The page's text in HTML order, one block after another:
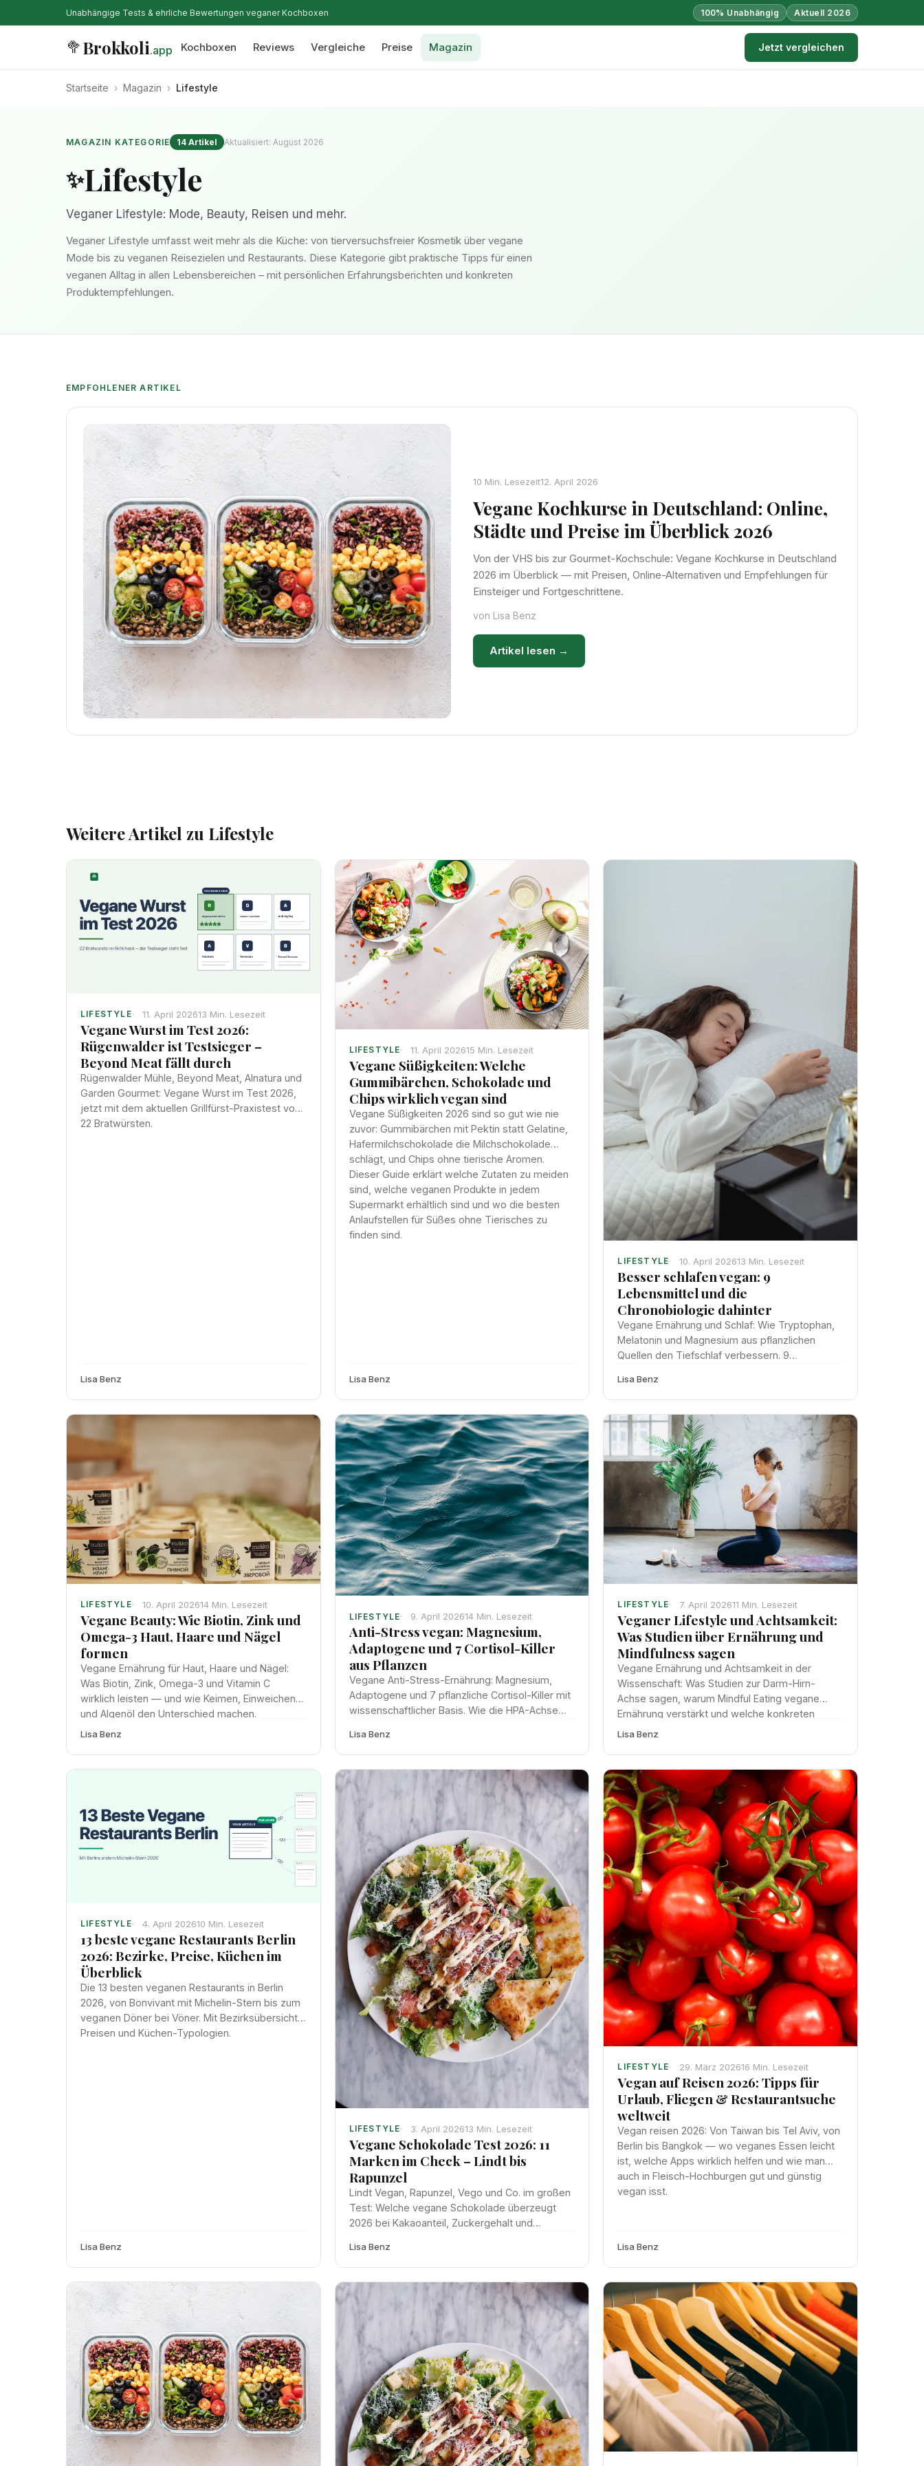
Unabhängige Tests & ehrliche Bewertungen veganer Kochboxen 100% Unabhängig Aktuell 2026
🥦Brokkoli.app Kochboxen Reviews Vergleiche Preise Magazin Jetzt vergleichen
Startseite › Magazin › Lifestyle
MAGAZIN KATEGORIE 14 Artikel Aktualisiert: August 2026
✨Lifestyle
Veganer Lifestyle: Mode, Beauty, Reisen und mehr.
Veganer Lifestyle umfasst weit mehr als die Küche: von tierversuchsfreier Kosmetik über vegane
Mode bis zu veganen Reisezielen und Restaurants. Diese Kategorie gibt praktische Tipps für einen
veganen Alltag in allen Lebensbereichen – mit persönlichen Erfahrungsberichten und konkreten
Produktempfehlungen.
EMPFOHLENER ARTIKEL
10 Min. Lesezeit12. April 2026
Vegane Kochkurse in Deutschland: Online,
Städte und Preise im Überblick 2026
Von der VHS bis zur Gourmet-Kochschule: Vegane Kochkurse in Deutschland
2026 im Überblick — mit Preisen, Online-Alternativen und Empfehlungen für
Einsteiger und Fortgeschrittene.
von Lisa Benz
Artikel lesen →
Weitere Artikel zu Lifestyle
LIFESTYLE 11. April 202613 Min. Lesezeit
Vegane Wurst im Test 2026:
Rügenwalder ist Testsieger –
Beyond Meat fällt durch
Rügenwalder Mühle, Beyond Meat, Alnatura und
Garden Gourmet: Vegane Wurst im Test 2026,
jetzt mit dem aktuellen Grillfürst-Praxistest von
22 Bratwürsten.
Lisa Benz
LIFESTYLE 11. April 202615 Min. Lesezeit
Vegane Süßigkeiten: Welche
Gummibärchen, Schokolade und
Chips wirklich vegan sind
Vegane Süßigkeiten 2026 sind so gut wie nie
zuvor: Gummibärchen mit Pektin statt Gelatine,
Hafermilchschokolade die Milchschokolade
schlägt, und Chips ohne tierische Aromen.
Dieser Guide erklärt welche Zutaten zu meiden
sind, welche veganen Produkte in jedem
Supermarkt erhältlich sind und wo die besten
Anlaufstellen für Süßes ohne Tierisches zu
finden sind.
Lisa Benz
LIFESTYLE 10. April 202613 Min. Lesezeit
Besser schlafen vegan: 9
Lebensmittel und die
Chronobiologie dahinter
Vegane Ernährung und Schlaf: Wie Tryptophan,
Melatonin und Magnesium aus pflanzlichen
Quellen den Tiefschlaf verbessern. 9
Lisa Benz
LIFESTYLE 10. April 202614 Min. Lesezeit
Vegane Beauty: Wie Biotin, Zink und
Omega-3 Haut, Haare und Nägel
formen
Vegane Ernährung für Haut, Haare und Nägel:
Was Biotin, Zink, Omega-3 und Vitamin C
wirklich leisten — und wie Keimen, Einweichen
und Algenöl den Unterschied machen.
Lisa Benz
LIFESTYLE 9. April 202614 Min. Lesezeit
Anti-Stress vegan: Magnesium,
Adaptogene und 7 Cortisol-Killer
aus Pflanzen
Vegane Anti-Stress-Ernährung: Magnesium,
Adaptogene und 7 pflanzliche Cortisol-Killer mit
wissenschaftlicher Basis. Wie die HPA-Achse
Lisa Benz
LIFESTYLE 7. April 202611 Min. Lesezeit
Veganer Lifestyle und Achtsamkeit:
Was Studien über Ernährung und
Mindfulness sagen
Vegane Ernährung und Achtsamkeit in der
Wissenschaft: Was Studien zur Darm-Hirn-
Achse sagen, warum Mindful Eating vegane
Ernährung verstärkt und welche konkreten
Meditationspraktiken den veganen Alltag
Lisa Benz
LIFESTYLE 4. April 202610 Min. Lesezeit
13 beste vegane Restaurants Berlin
2026: Bezirke, Preise, Küchen im
Überblick
Die 13 besten veganen Restaurants in Berlin
2026, von Bonvivant mit Michelin-Stern bis zum
veganen Döner bei Vöner. Mit Bezirksübersicht,
Preisen und Küchen-Typologien.
Lisa Benz
LIFESTYLE 3. April 202613 Min. Lesezeit
Vegane Schokolade Test 2026: 11
Marken im Check – Lindt bis
Rapunzel
Lindt Vegan, Rapunzel, Vego und Co. im großen
Test: Welche vegane Schokolade überzeugt
2026 bei Kakaoanteil, Zuckergehalt und
Lisa Benz
LIFESTYLE 29. März 202616 Min. Lesezeit
Vegan auf Reisen 2026: Tipps für
Urlaub, Fliegen & Restaurantsuche
weltweit
Vegan reisen 2026: Von Taiwan bis Tel Aviv, von
Berlin bis Bangkok — wo veganes Essen leicht
ist, welche Apps wirklich helfen und wie man
auch in Fleisch-Hochburgen gut und günstig
vegan isst.
Lisa Benz